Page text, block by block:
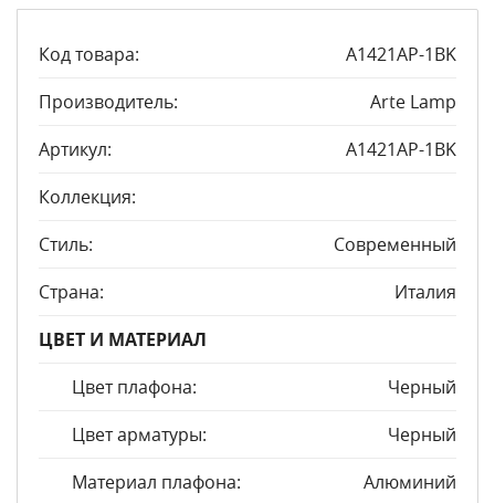
Код товара:
A1421AP-1BK
Производитель:
Arte Lamp
Артикул:
A1421AP-1BK
Коллекция:
Стиль:
Современный
Страна:
Италия
ЦВЕТ И МАТЕРИАЛ
Цвет плафона:
Черный
Цвет арматуры:
Черный
Материал плафона:
Алюминий